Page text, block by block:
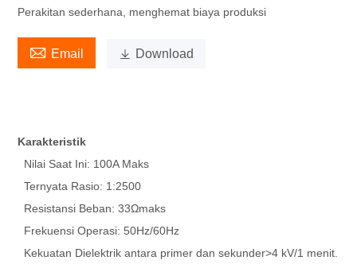
Perakitan sederhana, menghemat biaya produksi
 Email  Download
Karakteristik
Nilai Saat Ini: 100A Maks
Ternyata Rasio: 1:2500
Resistansi Beban: 33Ωmaks
Frekuensi Operasi: 50Hz/60Hz
Kekuatan Dielektrik antara primer dan sekunder>4 kV/1 menit.